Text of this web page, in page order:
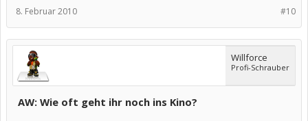
#10
8. Februar 2010
Willforce
Profi-Schrauber
AW: Wie oft geht ihr noch ins Kino?